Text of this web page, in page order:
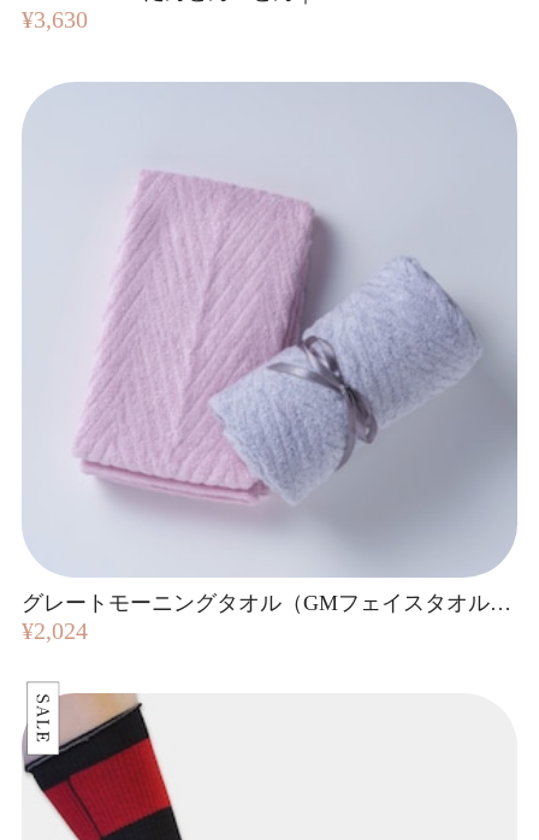
¥3,630
グレートモーニングタオル（GMフェイスタオル）｜ FUTAEDA
¥2,024